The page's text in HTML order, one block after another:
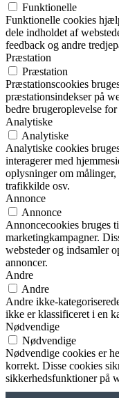
Funktionelle
Funktionelle cookies
dele indholdet af
feedback og andre
Præstation
Præstation
Præstationscookies
præstationsindekser på
bedre brugeroplevelse for
Analytiske
Analytiske
Analytiske cookies
interagerer med
oplysninger om målinger,
trafikkilde osv.
Annonce
Annonce
Annoncecookies bruges
marketingkampagner.
websteder og indsamler
annoncer.
Andre
Andre
Andre ikke-
ikke er klassificeret i en
Nødvendige
Nødvendige
Nødvendige cookies er
korrekt. Disse cookies
sikkerhedsfunktioner på